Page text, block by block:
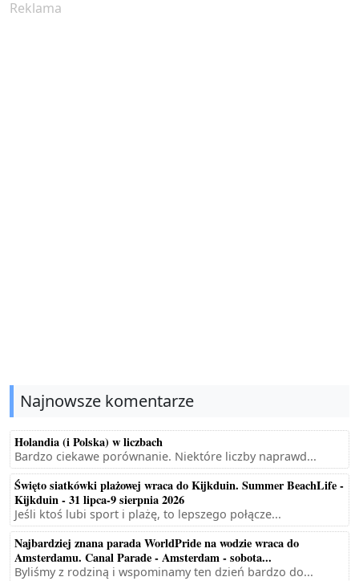
Reklama
Najnowsze komentarze
Holandia (i Polska) w liczbach
Bardzo ciekawe porównanie. Niektóre liczby naprawd...
Święto siatkówki plażowej wraca do Kijkduin. Summer BeachLife -
Kijkduin - 31 lipca-9 sierpnia 2026
Jeśli ktoś lubi sport i plażę, to lepszego połącze...
Najbardziej znana parada WorldPride na wodzie wraca do
Amsterdamu. Canal Parade - Amsterdam - sobota...
Byliśmy z rodziną i wspominamy ten dzień bardzo do...